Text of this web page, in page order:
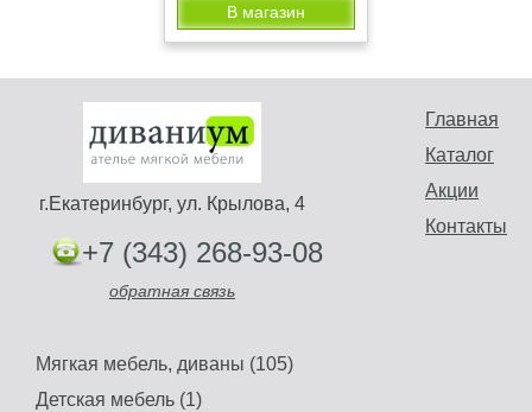
В магазин
Главная
Каталог
Акции
Контакты
г.Екатеринбург, ул. Крылова, 4
+7 (343) 268-93-08
обратная связь
Мягкая мебель, диваны (105)
Детская мебель (1)